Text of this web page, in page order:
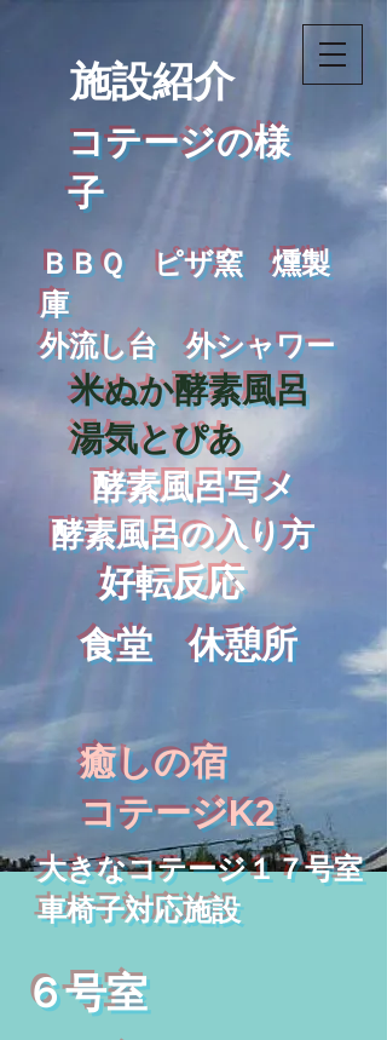
米ぬか酵素風呂
湯気とぴあ
癒しの宿
コテージK2
​施設紹介
食堂 休憩所
コテージの様
子
ＢＢＱ ピザ窯 燻製
庫
外流し台外シャワー
酵素風呂写メ
酵素風呂の入り方
好転反応
６号室
大きなコテージ１７号室
車椅子対応施設